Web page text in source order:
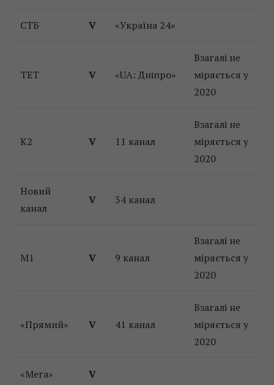
СТБ V «Україна 24»
ТЕТ V «UA: Дніпро»
Взагалі не
міряється у
2020
К2 V 11 канал
Взагалі не
міряється у
2020
Новий
канал
V 34 канал
M1 V 9 канал
Взагалі не
міряється у
2020
«Прямий» V 41 канал
Взагалі не
міряється у
2020
«Мега» V